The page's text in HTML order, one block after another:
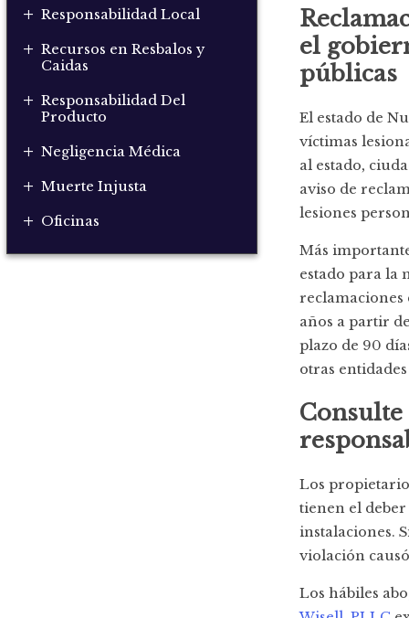
+ Responsabilidad Local
+ Recursos en Resbalos y
Caidas
+ Responsabilidad Del
Producto
+ Negligencia Médica
+ Muerte Injusta
+ Oficinas
el
públicas
El estado de
víctimas
al estado,
aviso de
lesiones
Más
estado para la
reclamaciones
años a partir
plazo de 90
otras
Los
tienen el
instalaciones.
violación
Los hábiles